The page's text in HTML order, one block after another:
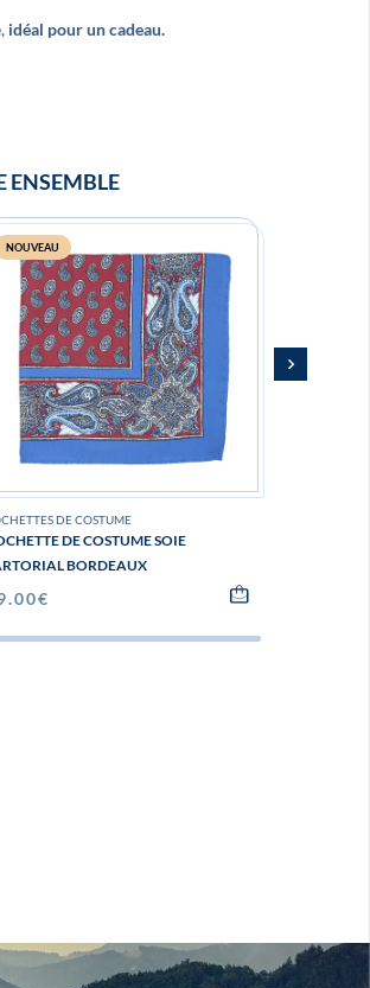
idéal pour un cadeau.
ENSEMBLE
NOUVEAU
DE COSTUME
DE COSTUME SOIE
BORDEAUX
€